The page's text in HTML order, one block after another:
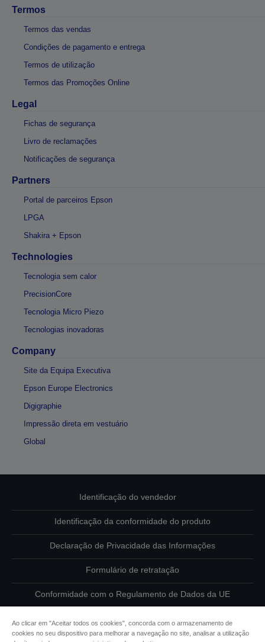
Termos
Termos das vendas
Condições de pagamento e entrega
Termos de utilização
Termos das Promoções Online
Legal
Fichas de segurança
Livro de reclamações
Notificações de segurança
Partners
Portal de parceiros Epson
LPGA
Shakira + Epson
Technologies
Tecnologia sem calor
PrecisionCore
Tecnologia Micro Piezo
Tecnologias inovadoras
Company
Site da Equipa Executiva
Epson Europe Electronics
Digigraphie
Impressão direta em vestuário
Global
Identificação do vendedor
Identificação da conformidade do produto
Declaração de Privacidade das Informações
Formulário de retratação
Conformidade com o Regulamento de Dados da UE
Ao clicar em "Aceitar todos os cookies", concorda com o armazenamento de
cookies no seu dispositivo para melhorar a navegação no site, analisar a utilização